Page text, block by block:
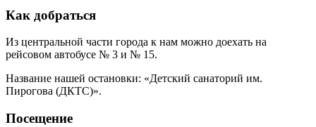
Как добраться
Из центральной части города к нам можно доехать на
рейсовом автобусе № 3 и № 15.
Название нашей остановки: «Детский санаторий им.
Пирогова (ДКТС)».
Посещение